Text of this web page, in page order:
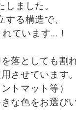
しました。
する構造で、
ています...！
を落としても
用させています
トマット等）